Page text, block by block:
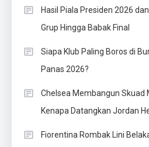
Hasil Piala Presiden 2026
Grup Hingga Babak Final
Siapa Klub Paling Boros di
Panas 2026?
Chelsea Membangun Skuad
Kenapa Datangkan Jordan
Fiorentina Rombak Lini